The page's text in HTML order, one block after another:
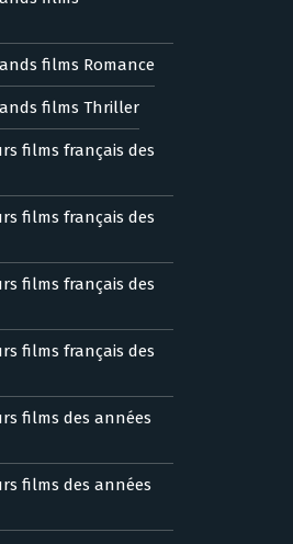
films Romance
films Thriller
films français des
films français des
films français des
films français des
films des années
films des années